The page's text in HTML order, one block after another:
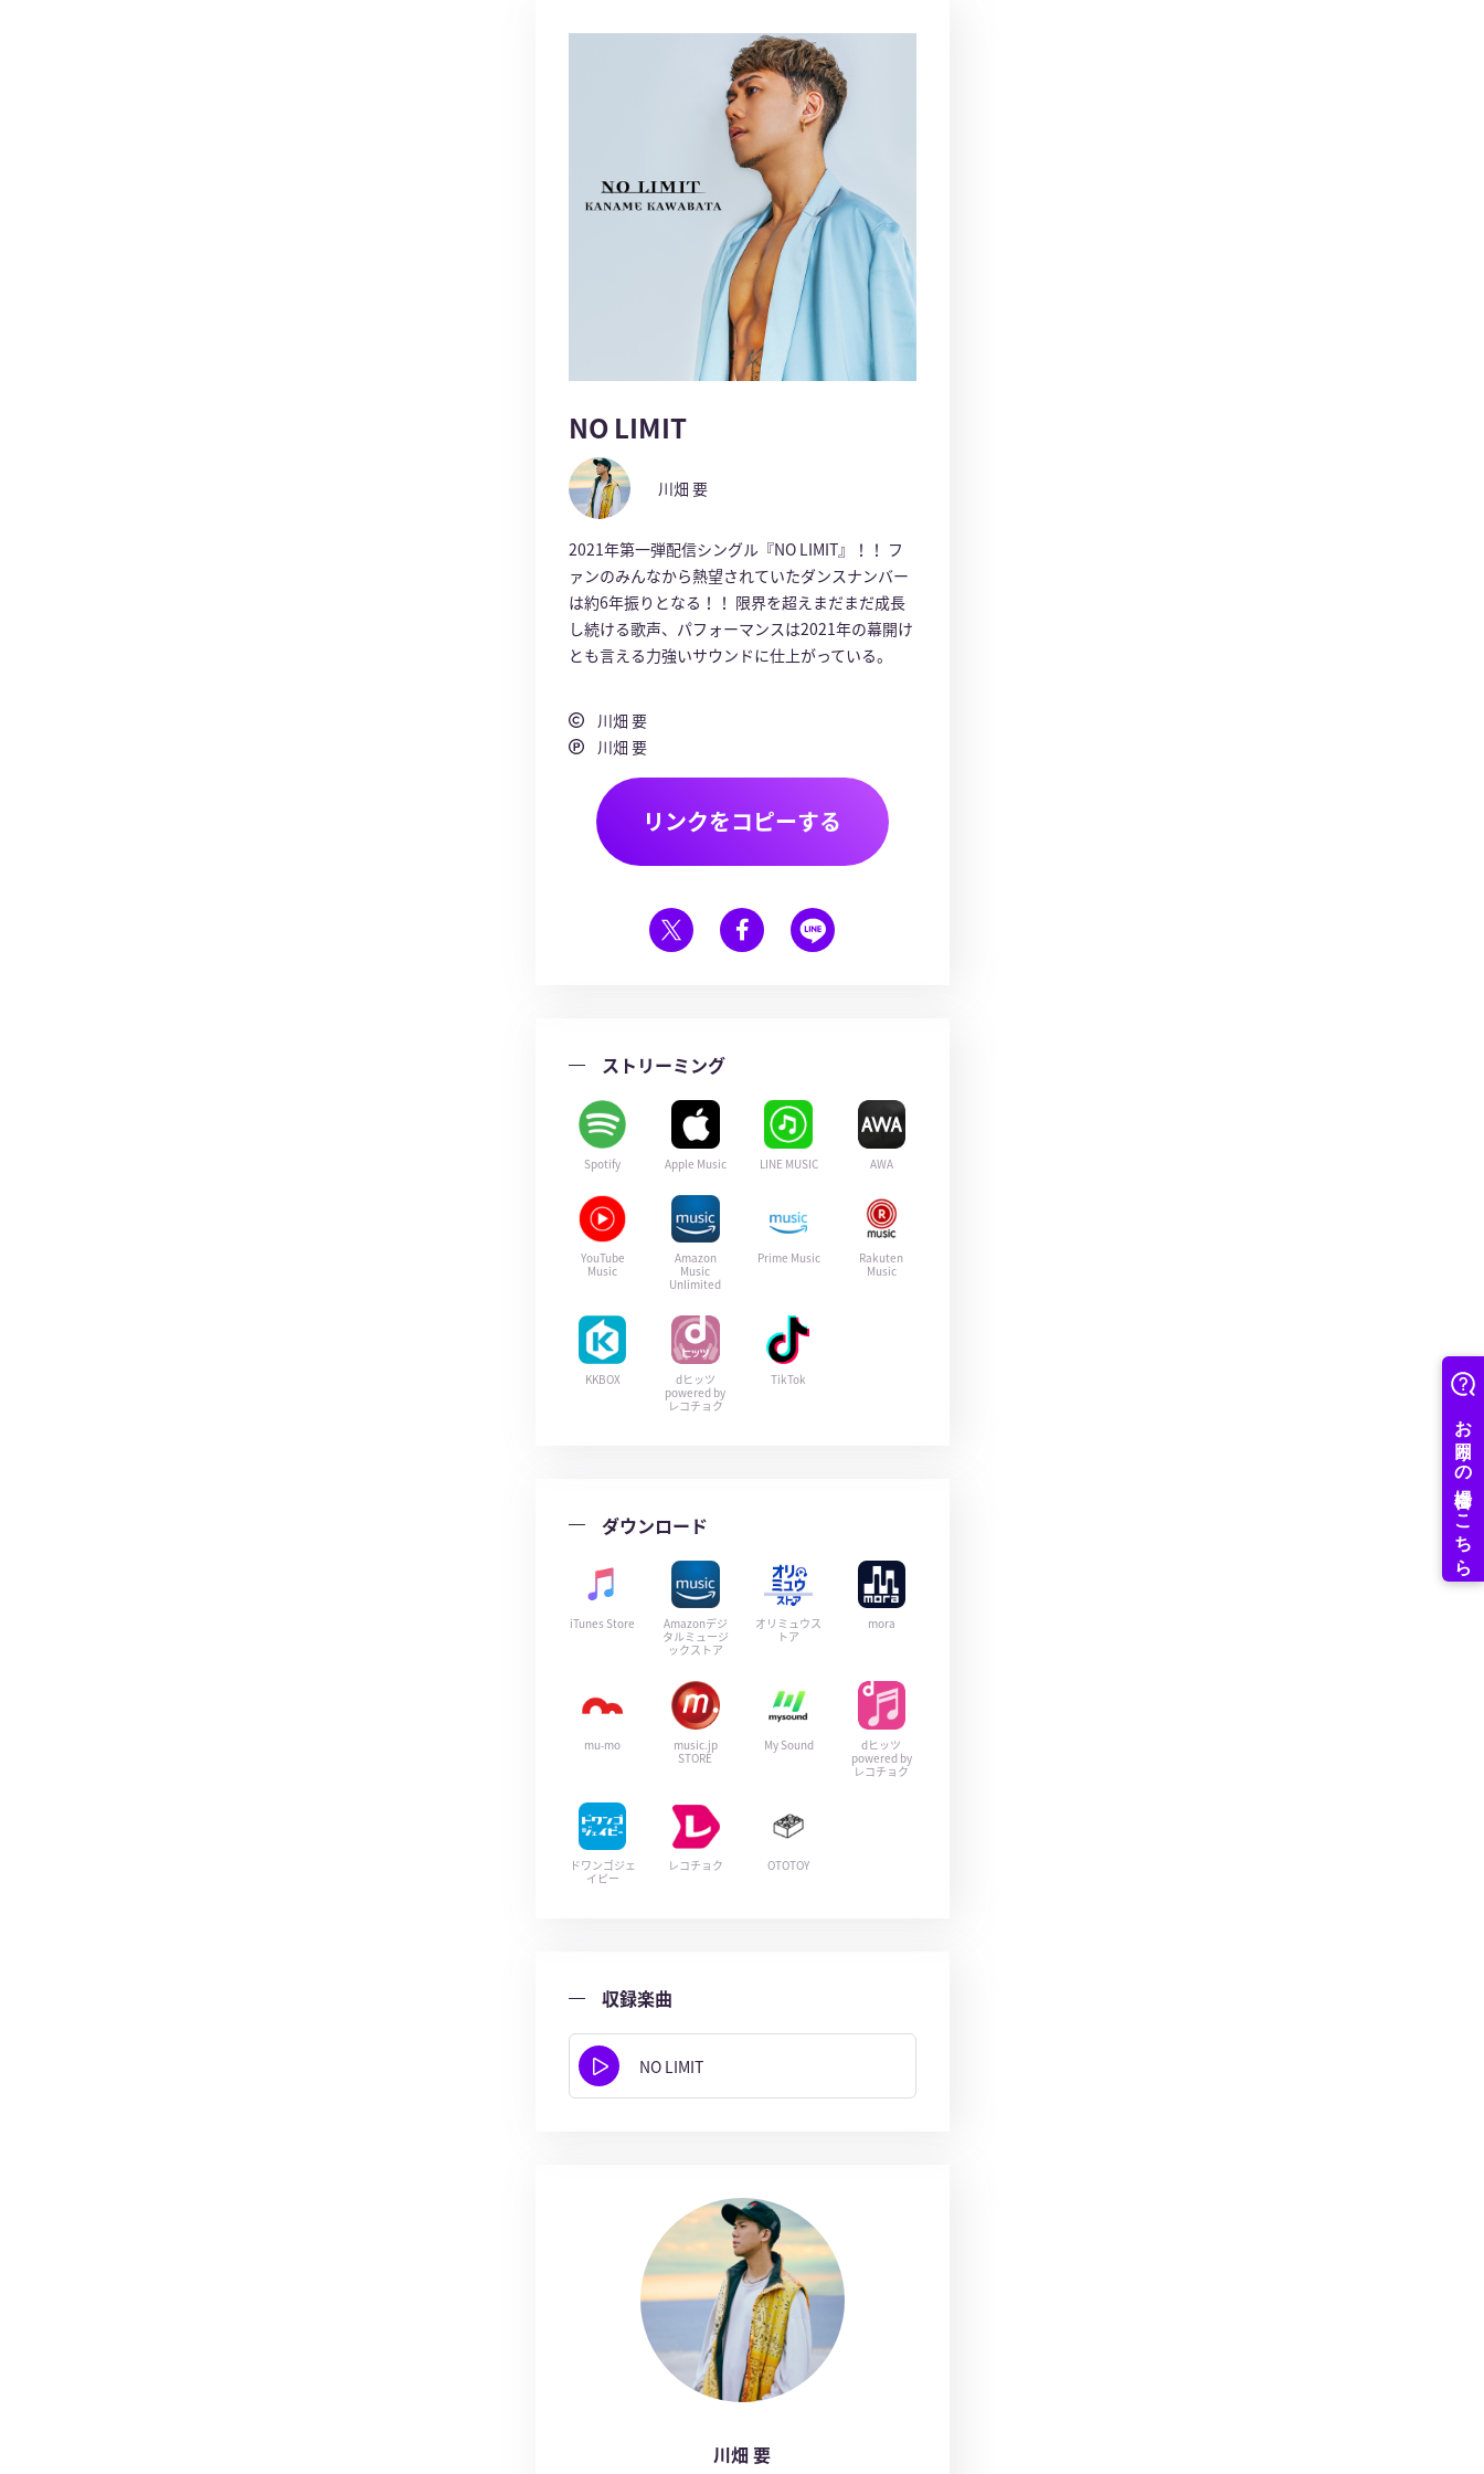
NO LIMIT
川畑 要
2021年第一弾配信シングル『NO LIMIT』！！ フ
ァンのみんなから熱望されていたダンスナンバー
は約6年振りとなる！！ 限界を超えまだまだ成長
し続ける歌声、パフォーマンスは2021年の幕開け
とも言える力強いサウンドに仕上がっている。
川畑 要
川畑 要
リンクをコピーする
ストリーミング
Spotify Apple Music LINE MUSIC AWA
YouTube
Music
Amazon
Music
Unlimited
Prime Music
Rakuten
Music
KKBOX
dヒッツ
powered by
レコチョク
TikTok
ダウンロード
iTunes Store
Amazonデジ
タルミュージ
ックストア
オリミュウス
トア
mora
mu-mo
music.jp
STORE
My Sound
dヒッツ
powered by
レコチョク
ドワンゴジェ
イピー
レコチョク OTOTOY
収録楽曲
NO LIMIT
川畑 要